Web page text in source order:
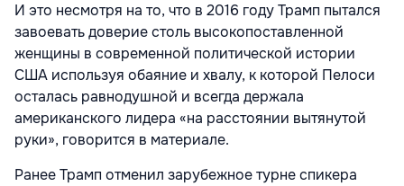
И это несмотря на то, что в 2016 году Трамп пытался
завоевать доверие столь высокопоставленной
женщины в современной политической истории
США используя обаяние и хвалу, к которой Пелоси
осталась равнодушной и всегда держала
американского лидера «на расстоянии вытянутой
руки», говорится в материале.
Ранее Трамп отменил зарубежное турне спикера